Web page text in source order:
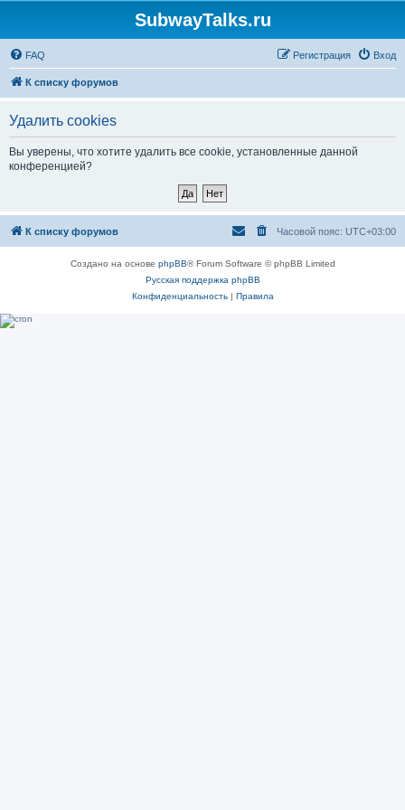
SubwayTalks.ru
FAQ Вход
Регистрация
К списку форумов
Удалить cookies
Вы уверены, что хотите удалить все cookie, установленные данной
конференцией?
К списку форумов Часовой пояс: UTC+03:00
Создано на основе phpBB® Forum Software © phpBB Limited
Русская поддержка phpBB
Конфиденциальность| Правила